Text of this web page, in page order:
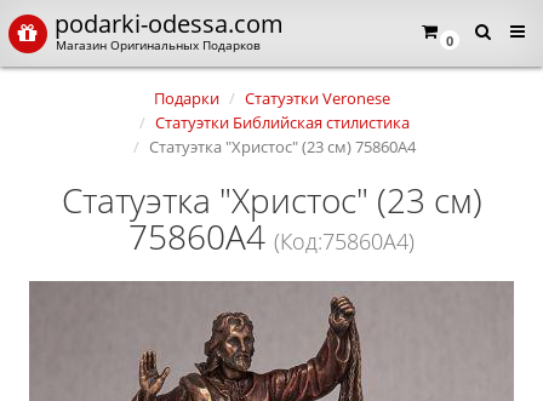
0
podarki-odessa.com
Магазин Оригинальных Подарков
Подарки
Статуэтки Veronese
Статуэтки Библийская стилистика
Статуэтка "Христос" (23 см) 75860A4
Статуэтка "Христос" (23 см)
75860A4 (Код:75860A4)